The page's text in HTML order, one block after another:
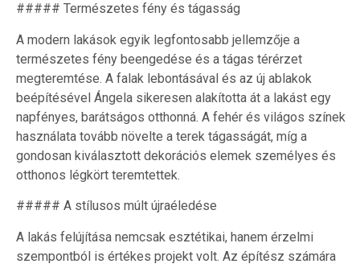
##### Természetes fény és tágasság
A modern lakások egyik legfontosabb jellemzője a
természetes fény beengedése és a tágas térérzet
megteremtése. A falak lebontásával és az új ablakok
beépítésével Ángela sikeresen alakította át a lakást egy
napfényes, barátságos otthonná. A fehér és világos színek
használata tovább növelte a terek tágasságát, míg a
gondosan kiválasztott dekorációs elemek személyes és
otthonos légkört teremtettek.
##### A stílusos múlt újraéledése
A lakás felújítása nemcsak esztétikai, hanem érzelmi
szempontból is értékes projekt volt. Az építész számára